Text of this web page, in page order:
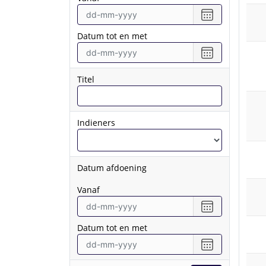
Selecteer
een
vanaf
Datum tot en met
Selecteer
een
tot
met
Titel
Indieners
Datum afdoening
vanaf
Selecteer
een
vanaf
Datum tot en met
Selecteer
een